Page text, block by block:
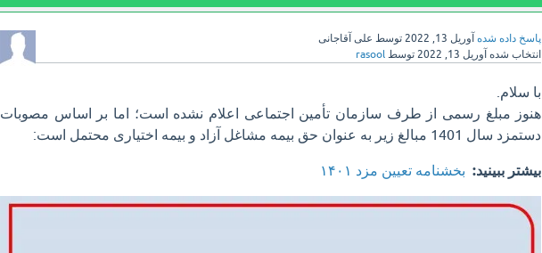
پاسخ داده شده آوریل 13, 2022 توسط علی آقاجانی
انتخاب شده آوریل 13, 2022 توسط rasool
با سلام.
هنوز مبلغ رسمی از طرف سازمان تأمین اجتماعی اعلام نشده است؛ اما بر اساس مصوبات
دستمزد سال 1401 مبالغ زیر به عنوان حق بیمه مشاغل آزاد و بیمه اختیاری محتمل است:
بیشتر ببینید: بخشنامه تعیین مزد ۱۴۰۱